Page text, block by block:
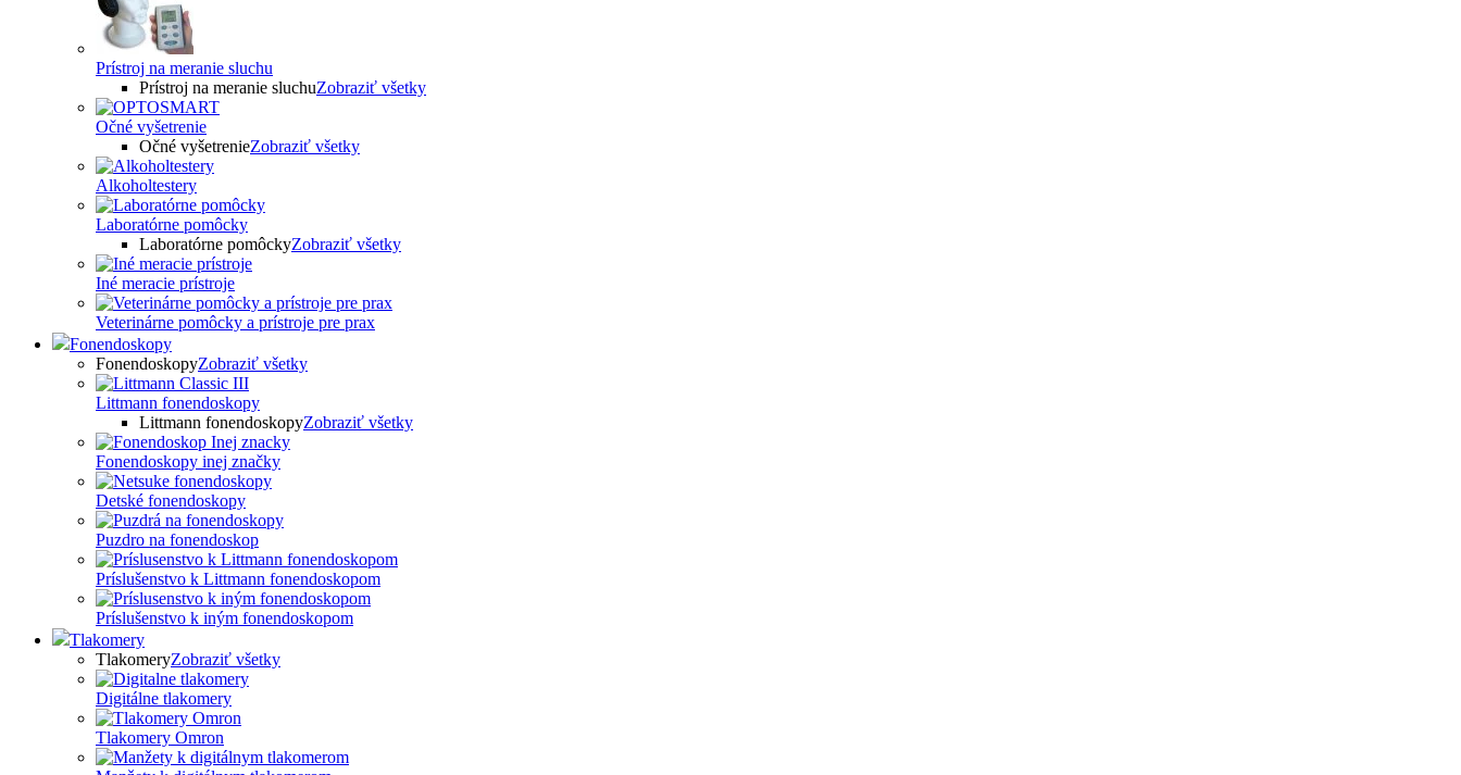
Prístroj na meranie sluchu
Prístroj na meranie sluchuZobraziť všetky
Očné vyšetrenie
Očné vyšetrenieZobraziť všetky
Alkoholtestery
Laboratórne pomôcky
Laboratórne pomôckyZobraziť všetky
Iné meracie prístroje
Veterinárne pomôcky a prístroje pre prax
Fonendoskopy
FonendoskopyZobraziť všetky
Littmann fonendoskopy
Littmann fonendoskopyZobraziť všetky
Fonendoskopy inej značky
Detské fonendoskopy
Puzdro na fonendoskop
Príslušenstvo k Littmann fonendoskopom
Príslušenstvo k iným fonendoskopom
Tlakomery
TlakomeryZobraziť všetky
Digitálne tlakomery
Tlakomery Omron